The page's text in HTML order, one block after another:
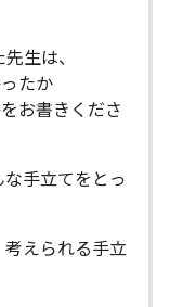
生は、
たか
書きくださ
手立てをとっ
えられる手立